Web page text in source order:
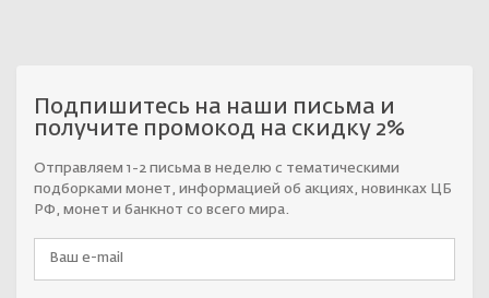
Подпишитесь на наши письма и
получите промокод на скидку 2%
Отправляем 1-2 письма в неделю с тематическими
подборками монет, информацией об акциях, новинках ЦБ
РФ, монет и банкнот со всего мира.